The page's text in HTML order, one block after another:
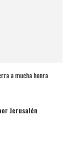
a mucha honra
Jerusalén